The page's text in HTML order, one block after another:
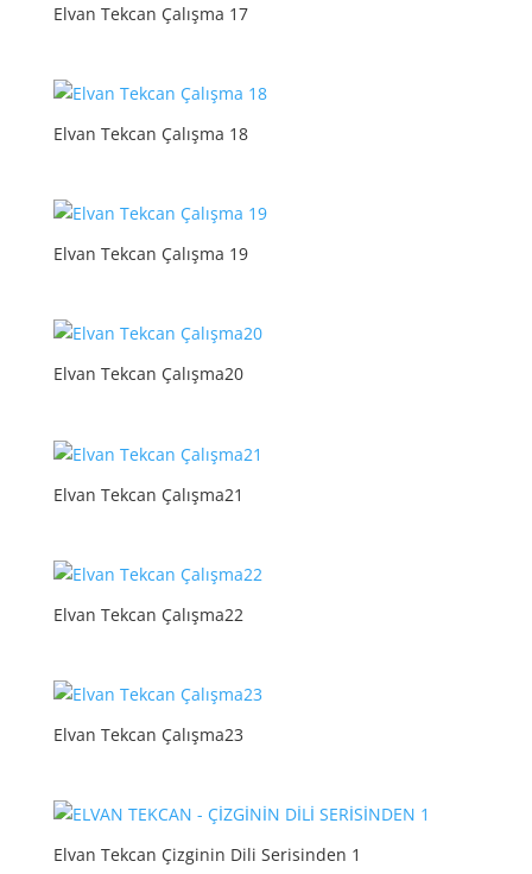
Elvan Tekcan Çalışma 17
Elvan Tekcan Çalışma 18
Elvan Tekcan Çalışma 19
Elvan Tekcan Çalışma20
Elvan Tekcan Çalışma21
Elvan Tekcan Çalışma22
Elvan Tekcan Çalışma23
Elvan Tekcan Çizginin Dili Serisinden 1